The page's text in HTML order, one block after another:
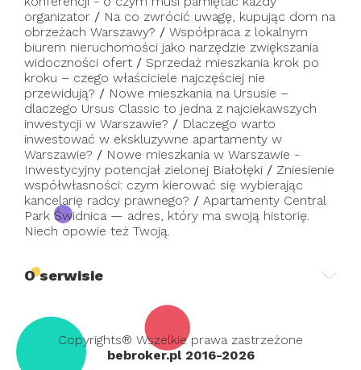
organizator / Na co zwrócić uwagę, kupując dom na
obrzeżach Warszawy? / Współpraca z lokalnym
biurem nieruchomości jako narzędzie zwiększania
widoczności ofert / Sprzedaż mieszkania krok po
kroku – czego właściciele najczęściej nie
przewidują? / Nowe mieszkania na Ursusie –
dlaczego Ursus Classic to jedna z najciekawszych
inwestycji w Warszawie? / Dlaczego warto
inwestować w ekskluzywne apartamenty w
Warszawie? / Nowe mieszkania w Warszawie -
Inwestycyjny potencjał zielonej Białołęki / Zniesienie
współwłasności: czym kierować się wybierając
kancelarię radcy prawnego? / Apartamenty Central
Park Świdnica — adres, który ma swoją historię.
Niech opowie też Twoją.
O serwisie
Copyrights® Wszelkie prawa zastrzeżone
bebroker.pl 2016-2026